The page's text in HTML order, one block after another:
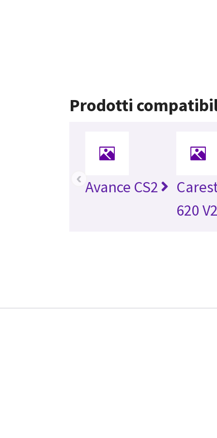
Prodotti
Avance CS2
620
‹